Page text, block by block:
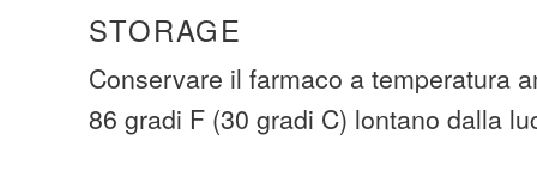
STORAGE
Conservare il farmaco a temperatura
86 gradi F (30 gradi C) lontano dalla